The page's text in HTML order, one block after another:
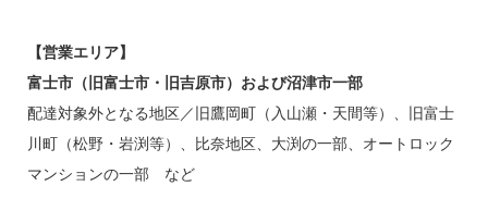
【営業エリア】
富士市（旧富士市・旧吉原市）および沼津市一部
配達対象外となる地区／旧鷹岡町（入山瀬・天間等）、旧富士
川町（松野・岩渕等）、比奈地区、大渕の一部、オートロック
マンションの一部 など